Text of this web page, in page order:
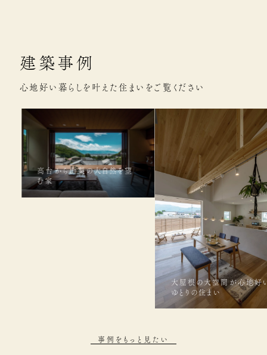
建築事例
心地好い暮らしを叶えた住まいをご覧ください
高台から山梨の大自然を望
む家
大屋根の大空間が心地好
ゆとりの住まい
事例をもっと見たい